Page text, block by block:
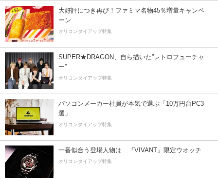
大好評につき再び！ファミマ名物45％増量キャンペ
ーン
オリコンタイアップ特集
SUPER★DRAGON、自ら描いた”レトロフューチャ
ー”
オリコンタイアップ特集
パソコンメーカー社員が本気で選ぶ「10万円台PC3
選」
オリコンタイアップ特集
一番似合う登場人物は…『VIVANT』限定ウオッチ
オリコンタイアップ特集